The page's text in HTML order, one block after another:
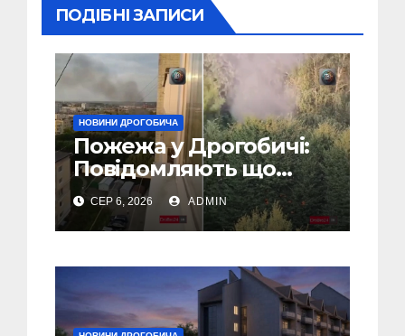
ПОДІБНІ ЗАПИСИ
НОВИНИ ДРОГОБИЧА
Пожежа у Дрогобичі:
Повідомляють що
горіло 5 гаражів
(Відео)
СЕР 6, 2026 ADMIN